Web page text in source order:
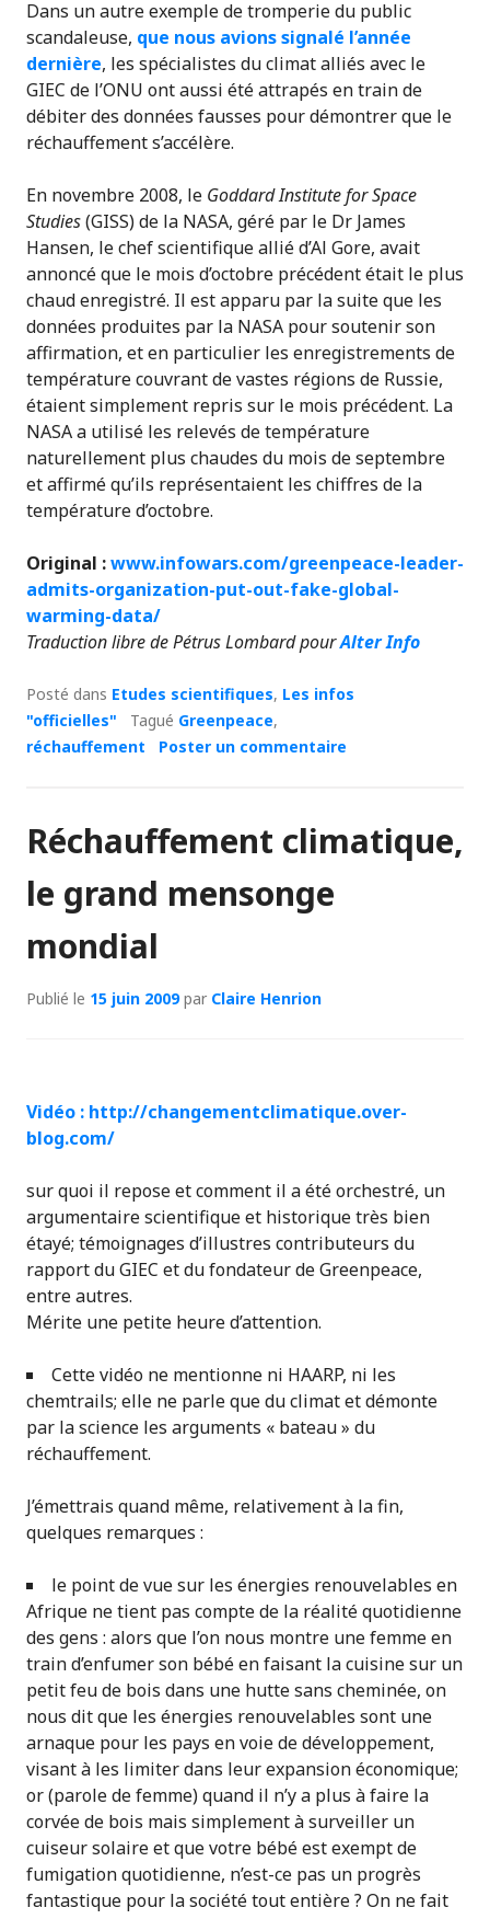
Dans un autre exemple de tromperie du public
scandaleuse, que nous avions signalé l’année
dernière, les spécialistes du climat alliés avec le
GIEC de l’ONU ont aussi été attrapés en train de
débiter des données fausses pour démontrer que le
réchauffement s’accélère.
En novembre 2008, le Goddard Institute for Space
Studies(GISS) de la NASA, géré par le Dr James
Hansen, le chef scientifique allié d’Al Gore, avait
annoncé que le mois d’octobre précédent était le plus
chaud enregistré. Il est apparu par la suite que les
données produites par la NASA pour soutenir son
affirmation, et en particulier les enregistrements de
température couvrant de vastes régions de Russie,
étaient simplement repris sur le mois précédent. La
NASA a utilisé les relevés de température
naturellement plus chaudes du mois de septembre
et affirmé qu’ils représentaient les chiffres de la
température d’octobre.
Original :www.infowars.com/greenpeace-leader-
admits-organization-put-out-fake-global-
warming-data/
Traduction libre de Pétrus Lombard pourAlter Info
Posté dans Etudes scientifiques, Les infos
"officielles"
Tagué Greenpeace,
réchauffement
Poster un commentaire
Réchauffement climatique,
le grand mensonge
mondial
Publié le 15 juin 2009par Claire Henrion
Vidéo : http://changementclimatique.over-
blog.com/
sur quoi il repose et comment il a été orchestré, un
argumentaire scientifique et historiquetrès bien
étayé; témoignages d’illustres contributeurs du
rapport du GIEC et du fondateur de Greenpeace,
entre autres.
Mérite une petite heure d’attention.
Cette vidéo ne mentionne ni HAARP, ni les
chemtrails; elle ne parle que du climat et démonte
par la science les arguments « bateau » du
réchauffement.
J’émettrais quand même, relativement à la fin,
quelques remarques :
le point de vue sur les énergies renouvelables en
Afrique ne tient pas compte de la réalité quotidienne
des gens : alors que l’on nous montre une femme en
train d’enfumer son bébé en faisant la cuisine sur un
petit feu de bois dans une hutte sans cheminée, on
nous dit que les énergies renouvelables sont une
arnaque pour les pays en voie de développement,
visant à les limiter dans leur expansion économique;
or (parole de femme) quand il n’y a plus à faire la
corvée de bois mais simplement à surveiller un
cuiseur solaire et que votre bébé est exempt de
fumigation quotidienne, n’est-ce pas un progrès
fantastique pour la société tout entière ? On ne fait